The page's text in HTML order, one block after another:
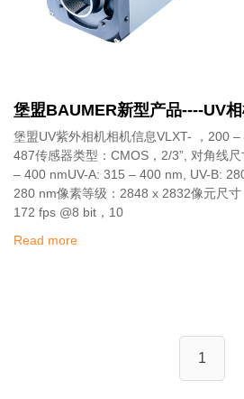
堡盟BAUMER新型产品----UV
堡盟UV紫外相机相机信息VLXT- ，200
487传感器类型：CMOS，2/3”, 对角线
– 400 nmUV-A: 315 – 400 nm, UV-B:
280 nm像素等级：2848 x 2832像元尺寸
172 fps @8 bit，10
Read more
1